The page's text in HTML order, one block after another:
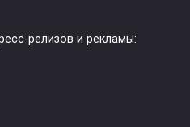
релизов и рекламы: